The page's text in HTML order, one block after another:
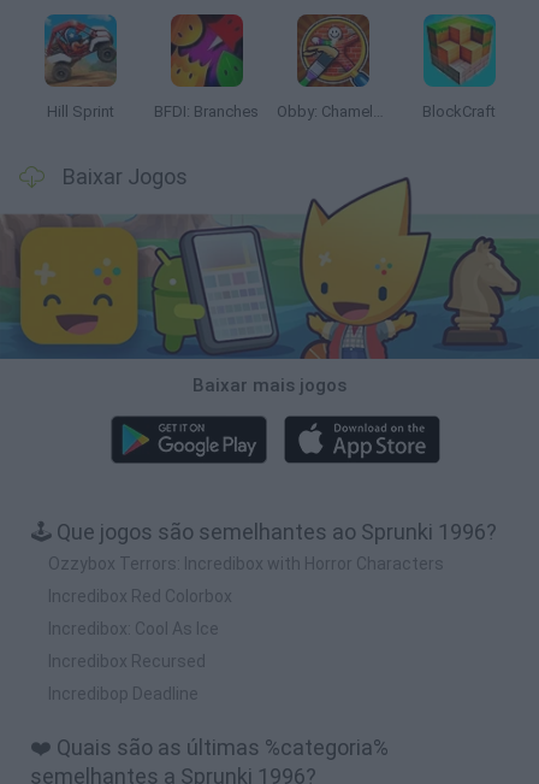
Hill Sprint BFDI: Branches Obby: Chameleon: Paint & Hide BlockCraft
Baixar Jogos
Baixar mais jogos
🕹️ Que jogos são semelhantes ao Sprunki 1996?
Ozzybox Terrors: Incredibox with Horror Characters
Incredibox Red Colorbox
Incredibox: Cool As Ice
Incredibox Recursed
Incredibop Deadline
❤️ Quais são as últimas %categoria%
semelhantes a Sprunki 1996?